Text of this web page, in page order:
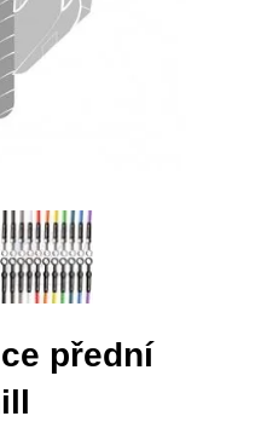
přední